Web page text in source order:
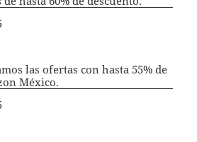
las ofertas con hasta 55% de
México.